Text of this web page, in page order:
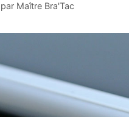
par Maître Bra'Tac